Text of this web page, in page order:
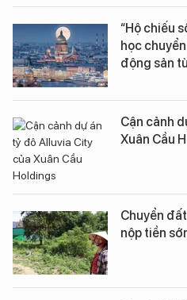
“Hộ chiếu
học
động sản
Cận cảnh
Xuân Cầu
Chuyển
nộp tiền